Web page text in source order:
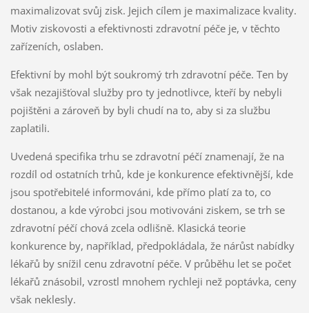
maximalizovat svůj zisk. Jejich cílem je maximalizace kvality.
Motiv ziskovosti a efektivnosti zdravotní péče je, v těchto
zařízeních, oslaben.
Efektivní by mohl být soukromý trh zdravotní péče. Ten by
však nezajišťoval služby pro ty jednotlivce, kteří by nebyli
pojištěni a zároveň by byli chudí na to, aby si za službu
zaplatili.
Uvedená specifika trhu se zdravotní péčí znamenají, že na
rozdíl od ostatních trhů, kde je konkurence efektivnější, kde
jsou spotřebitelé informováni, kde přímo platí za to, co
dostanou, a kde výrobci jsou motivováni ziskem, se trh se
zdravotní péčí chová zcela odlišně. Klasická teorie
konkurence by, například, předpokládala, že nárůst nabídky
lékařů by snížil cenu zdravotní péče. V průběhu let se počet
lékařů znásobil, vzrostl mnohem rychleji než poptávka, ceny
však neklesly.